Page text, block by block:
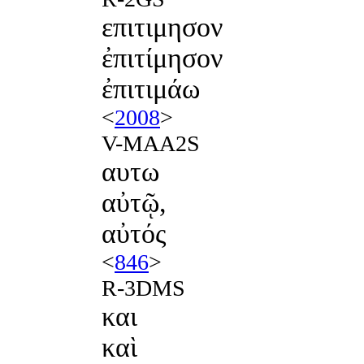
επιτιμησον
ἐπιτίμησον
ἐπιτιμάω
<2008>
V-MAA2S
αυτω
αὐτῷ,
αὐτός
<846>
R-3DMS
και
καὶ